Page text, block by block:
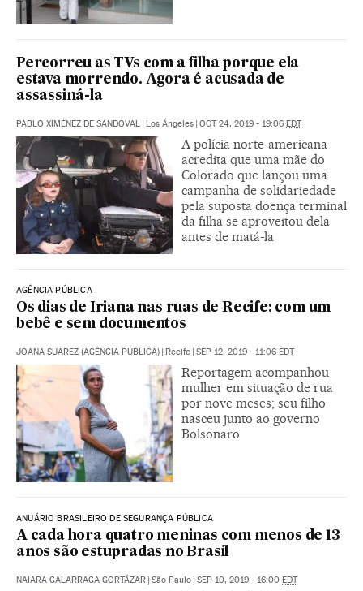
Percorreu as TVs com a filha porque ela
estava morrendo. Agora é acusada de
assassiná-la
PABLO XIMÉNEZ DE SANDOVAL | Los Ángeles | OCT 24, 2019 - 19:06 EDT
A polícia norte-americana
acredita que uma mãe do
Colorado que lançou uma
campanha de solidariedade
pela suposta doença terminal
da filha se aproveitou dela
antes de matá-la
AGÊNCIA PÚBLICA
Os dias de Iriana nas ruas de Recife: com um
bebê e sem documentos
JOANA SUAREZ (AGÊNCIA PÚBLICA) | Recife | SEP 12, 2019 - 11:06 EDT
Reportagem acompanhou
mulher em situação de rua
por nove meses; seu filho
nasceu junto ao governo
Bolsonaro
ANUÁRIO BRASILEIRO DE SEGURANÇA PÚBLICA
A cada hora quatro meninas com menos de 13
anos são estupradas no Brasil
NAIARA GALARRAGA GORTÁZAR | São Paulo | SEP 10, 2019 - 16:00 EDT